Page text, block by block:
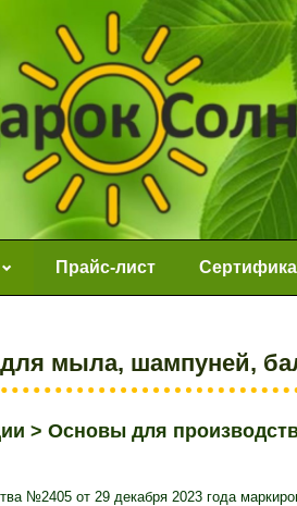
Прайс-лист
мыла, шампуней,
> Основы для
№2405 от 29 декабря 2023 года